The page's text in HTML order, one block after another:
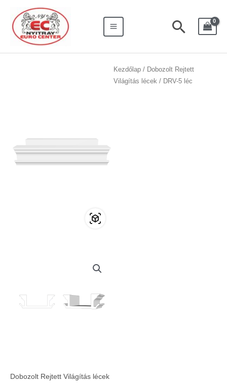
content
Menu
Search
Kezdőlap / Dobozolt Rejtett
Világítás lécek / DRV-5 léc
Dobozolt Rejtett Világítás lécek
for: